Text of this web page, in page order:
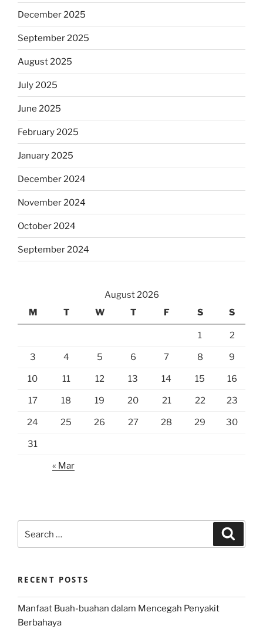
December 2025
September 2025
August 2025
July 2025
June 2025
February 2025
January 2025
December 2024
November 2024
October 2024
September 2024
August 2026
M
T W T F S S
1 2
3 4 5 6 7 8 9
10 11 12 13 14 15 16
17 18 19 20 21 22 23
24 25 26 27 28 29 30
31
« Mar
for:
RECENT POSTS
Manfaat Buah-buahan dalam Mencegah Penyakit
Berbahaya